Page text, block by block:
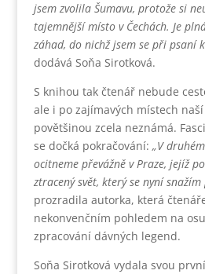
jsem zvolila Šumavu, protože si
tajemnější místo v Čechách. Je
záhad, do nichž jsem se při psaní
dodává Soňa Sirotková.
S knihou tak čtenář nebude
ale i po zajímavých místech
povětšinou zcela neznámá.
se dočká pokračování: „V
ocitneme převážně v Praze, jejíž
ztracený svět, který se nyní
prozradila autorka, která
nekonvenčním pohledem na
zpracování dávných legend.
Soňa Sirotková vydala svou